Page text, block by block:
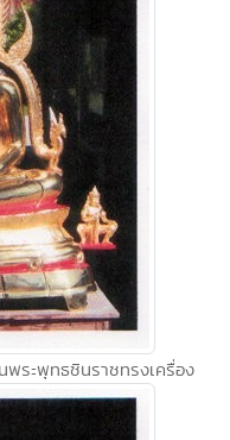
ระพุทธชินราชทรงเครื่อง